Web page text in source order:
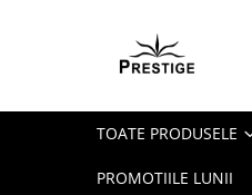
Toate Produsele
Pachete Speciale Carti
TOATE PRODUSELE
PROMOTIILE LUNII